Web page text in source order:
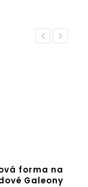
Previous
forma na
Galeony
Next